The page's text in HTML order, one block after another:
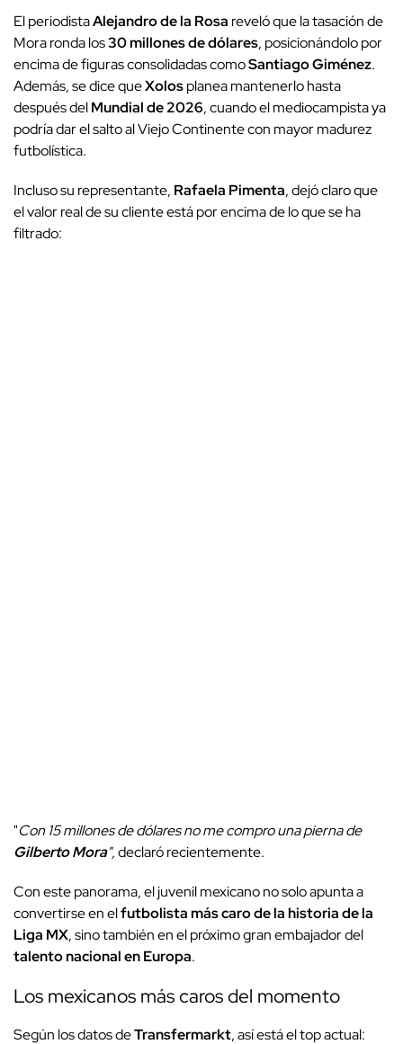
El periodistaAlejandro de la Rosa reveló que la tasación de
Mora ronda los30 millones de dólares, posicionándolo por
encima de figuras consolidadas comoSantiago Giménez.
Además, se dice queXolosplanea mantenerlo hasta
después delMundial de 2026, cuando el mediocampista ya
podría dar el salto al Viejo Continente con mayor madurez
futbolística.
Incluso su representante, Rafaela Pimenta, dejó claro que
el valor real de su cliente está por encima de lo que se ha
filtrado:
"Con 15 millones de dólares no me compro una pierna de
Gilberto Mora",declaró recientemente.
Con este panorama, el juvenil mexicano no solo apunta a
convertirse en elfutbolista más caro de la historia de la
Liga MX, sino también en el próximo gran embajador del
talento nacional en Europa.
Los mexicanos más caros del momento
Según los datos deTransfermarkt, así está el top actual: